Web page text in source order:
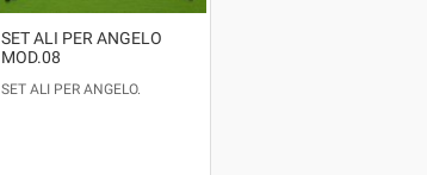
SET ALI PER ANGELO
MOD.08
SET ALI PER ANGELO.